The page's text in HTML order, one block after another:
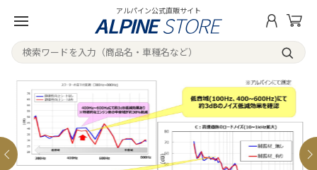
アルパイン公式直販サイト